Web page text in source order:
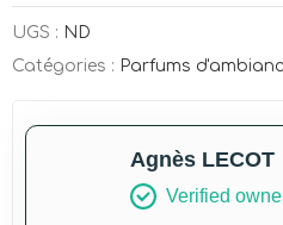
UGS : ND
Catégories : Parfums
Agnès LECOT
Verified